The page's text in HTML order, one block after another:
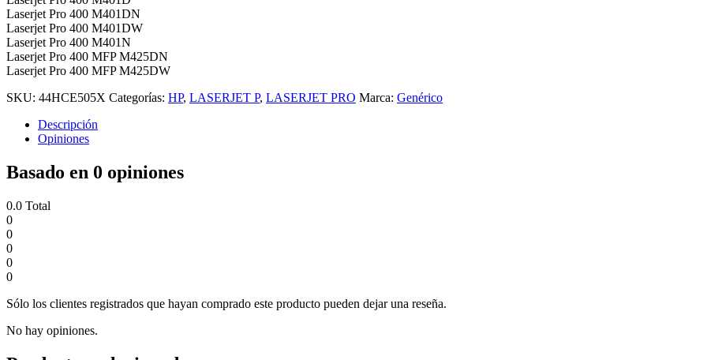
Laserjet Pro 400 M401DN
Laserjet Pro 400 M401DW
Laserjet Pro 400 M401N
Laserjet Pro 400 MFP M425DN
Laserjet Pro 400 MFP M425DW
SKU: 44HCE505X Categorías: HP, LASERJET P, LASERJET PRO Marca: Genérico
Descripción
Opiniones
Basado en 0 opiniones
0.0 Total
0
0
0
0
0
Sólo los clientes registrados que hayan comprado este producto pueden dejar una reseña.
No hay opiniones.